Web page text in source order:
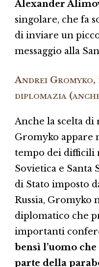
Alexander
singolare, che fa
di inviare un
messaggio alla
Andrei Gromyko,
diplomazia
Anche la scelta
Gromyko appare
tempo dei difficili
Sovietica e Santa
di Stato imposto
Russia, Gromyko
diplomatico che
importanti
bensì l’uomo
parte della